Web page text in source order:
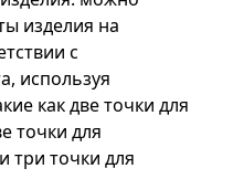
изделия на
с
используя
как две точки для
точки для
три точки для